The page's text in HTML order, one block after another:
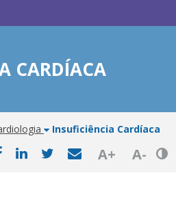
CARDÍACA
Insuficiência Cardíaca
A+ A-